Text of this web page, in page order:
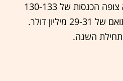
השנתית, וברבעון השני היא צופה הכנסות של 130-133
מיליון דולר עם EBITDA מתואם של 29-31 מיליון דולר.